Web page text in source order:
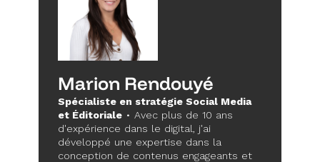
Marion Rendouyé
Spécialiste en stratégie Social Media
et Éditoriale• Avec plus de 10 ans
d'expérience dans le digital, j'ai
développé une expertise dans la
conception de contenus engageants et